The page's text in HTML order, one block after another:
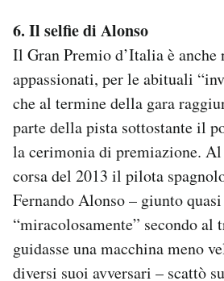
6. Il selfie di Alonso
Il Gran Premio d’Italia è
appassionati, per le abituali
che al termine della gara
parte della pista sottostante il
la cerimonia di premiazione.
corsa del 2013 il pilota
Fernando Alonso – giunto quasi
“miracolosamente” secondo al
guidasse una macchina meno
diversi suoi avversari – scattò